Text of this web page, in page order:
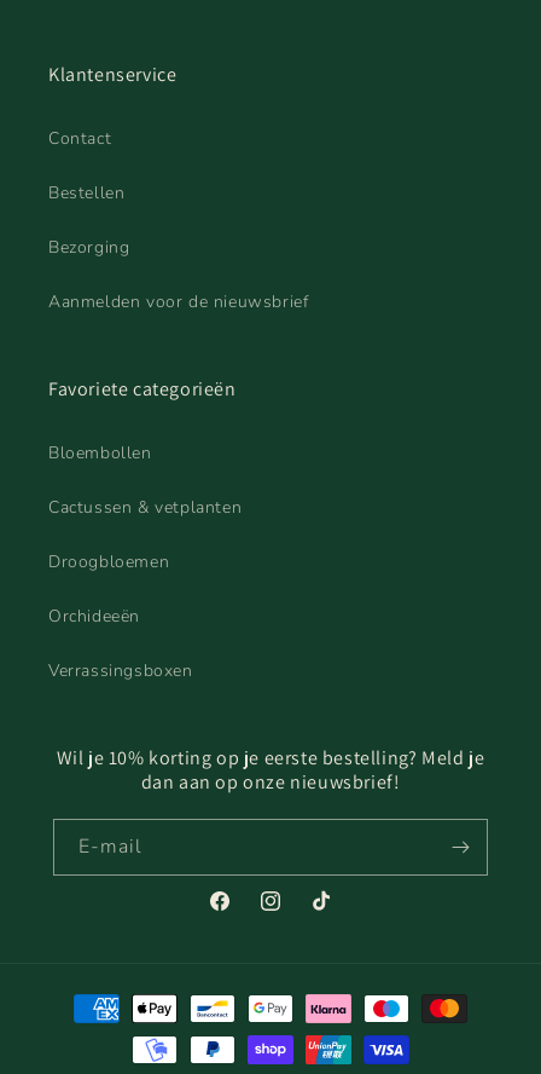
Klantenservice
Contact
Bestellen
Bezorging
Aanmelden voor de nieuwsbrief
Favoriete categorieën
Bloembollen
Cactussen & vetplanten
Droogbloemen
Orchideeën
Verrassingsboxen
Wil je 10% korting op je eerste bestelling? Meld je
dan aan op onze nieuwsbrief!
E‑mail
FacebookInstagramTikTok
Betaalmethoden